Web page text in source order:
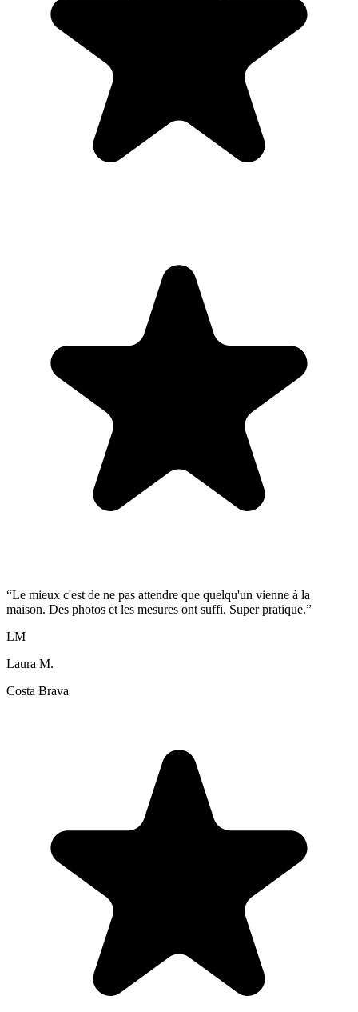
“Le mieux c'est de ne pas attendre que quelqu'un vienne à la
maison. Des photos et les mesures ont suffi. Super pratique.”
LM
Laura M.
Costa Brava